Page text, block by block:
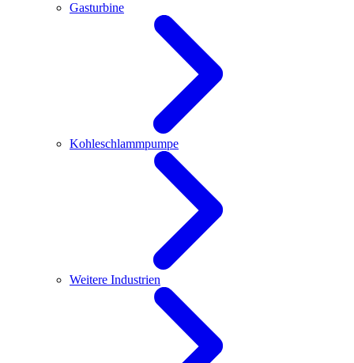
Gasturbine
Kohleschlammpumpe
Weitere Industrien